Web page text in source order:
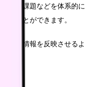
後の課題などを体系的に
ることができます。
新の情報を反映させるよ